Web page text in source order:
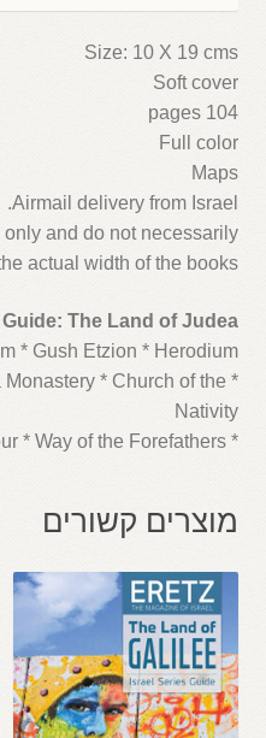
Size: 10 X 19 cms
Soft cover
104 pages
Full color
Maps
Airmail delivery from Israel.
only and do not necessarily
actual width of the books.
Guide: The Land of Judea
* Gush Etzion * Herodium
Monastery * Church of the
Nativity
* Beit Sahour * Way of the Forefathers
מוצרים קשורים